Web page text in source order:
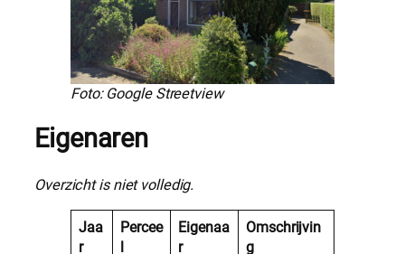
Foto: Google Streetview
Eigenaren
Overzicht is niet volledig.
Jaa
r
Percee
Eigenaa
r
Omschrijvin
g